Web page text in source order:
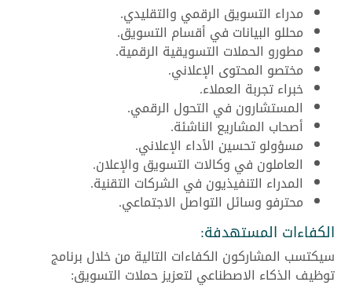
مدراء التسويق الرقمي والتقليدي.
محللو البيانات في أقسام التسويق.
مطورو الحملات التسويقية الرقمية.
مختصو المحتوى الإعلاني.
خبراء تجربة العملاء.
المستشارون في التحول الرقمي.
أصحاب المشاريع الناشئة.
مسؤولو تحسين الأداء الإعلاني.
العاملون في وكالات التسويق والإعلان.
المدراء التنفيذيون في الشركات التقنية.
محترفو وسائل التواصل الاجتماعي.
الكفاءات المستهدفة:
سيكتسب المشاركون الكفاءات التالية من خلال برنامج
توظيف الذكاء الاصطناعي لتعزيز حملات التسويق: